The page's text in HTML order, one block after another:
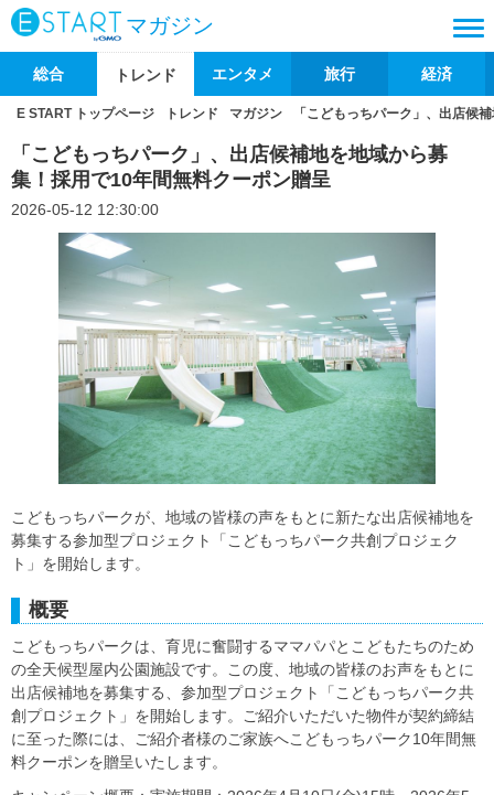
マガジン
総合 トレンド エンタメ 旅行 経済
E START トップページ トレンド マガジン 「こどもっちパーク」、出店候
「こどもっちパーク」、出店候補地を地域から募
集！採用で10年間無料クーポン贈呈
2026-05-12 12:30:00
こどもっちパークが、地域の皆様の声をもとに新たな出店候補地を
募集する参加型プロジェクト「こどもっちパーク共創プロジェク
ト」を開始します。
概要
こどもっちパークは、育児に奮闘するママパパとこどもたちのため
の全天候型屋内公園施設です。この度、地域の皆様のお声をもとに
出店候補地を募集する、参加型プロジェクト「こどもっちパーク共
創プロジェクト」を開始します。ご紹介いただいた物件が契約締結
に至った際には、ご紹介者様のご家族へこどもっちパーク10年間無
料クーポンを贈呈いたします。